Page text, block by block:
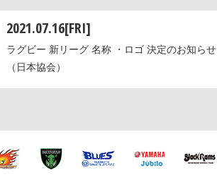
2021.07.16[FRI]
ラグビー 新リーグ 名称 ・ロゴ 決定のお知らせ
（日本協会）